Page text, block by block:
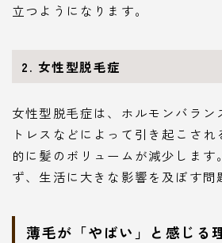
立つようになります。
2. 女性型脱毛症
女性型脱毛症は、ホルモンバラン
トレスなどによって引き起こさ
的に髪のボリュームが減少します
ず、生活に大きな影響を及ぼす問
薄毛が「やばい」と感じる